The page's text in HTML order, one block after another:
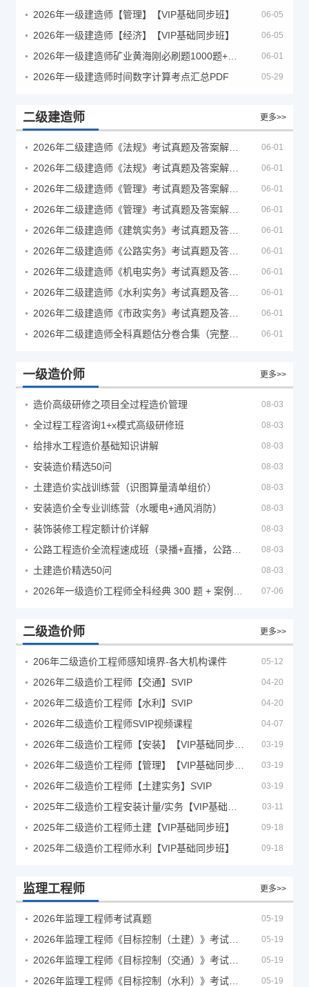
2026年一级建造师【管理】【VIP基础同步班】 06-05
2026年一级建造师【经济】【VIP基础同步班】 06-05
06-01
2026年一级建造师时间数字计算考点汇总PDF 05-29
二级建造师 更多>>
06-01
06-01
06-01
06-01
06-01
06-01
06-01
06-01
06-01
06-01
一级造价师 更多>>
造价高级研修之项目全过程造价管理 08-03
全过程工程咨询1+x模式高级研修班 08-03
给排水工程造价基础知识讲解 08-03
安装造价精选50问 08-03
土建造价实战训练营（识图算量清单组价） 08-03
安装造价全专业训练营（水暖电+通风消防） 08-03
装饰装修工程定额计价详解 08-03
08-03
土建造价精选50问 08-03
07-06
二级造价师 更多>>
206年二级造价工程师感知境界-各大机构课件 05-12
2026年二级造价工程师【交通】SVIP 04-20
2026年二级造价工程师【水利】SVIP 04-20
2026年二级造价工程师SVIP视频课程 04-07
03-19
03-19
2026年二级造价工程师【土建实务】SVIP 03-19
03-11
2025年二级造价工程师土建【VIP基础同步班】 09-18
2025年二级造价工程师水利【VIP基础同步班】 09-18
监理工程师 更多>>
2026年监理工程师考试真题 05-19
05-19
05-19
05-19